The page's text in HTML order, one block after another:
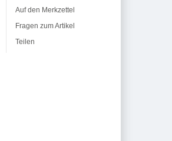
Auf den Merkzettel
Fragen zum Artikel
Teilen